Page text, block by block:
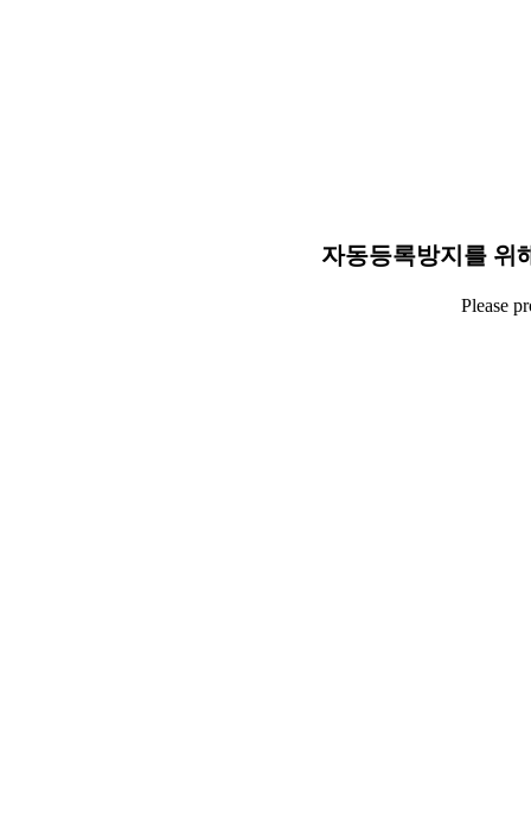
자동등록방지를 위
Please